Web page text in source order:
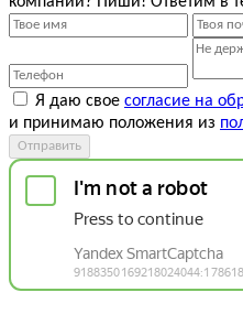
Я даю свое согласие на
и принимаю положения из
Отправить